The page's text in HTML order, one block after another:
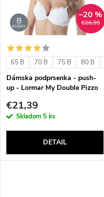
t
o
v
t
o
v
€26,99
–20 %
65 B 70 B 75 B 80 B
Dámska podprsenka - push-
up - Lormar My Double Pizzo
€21,39
Skladom 5 ks
DETAIL